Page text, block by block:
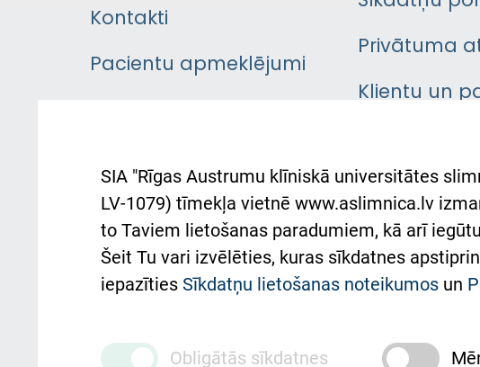
Kontakti
Pacientu apmeklējumi
Pacienta
atsauksmju/sūdzību
iesniegšanas kārtība
Kā pie mums nokļūt
ceļvedis
Privātuma
Klientu un
Austrumu
atbalsts
Підтримка
та співпраця
SIA "Rīgas Austrumu klīniskā universitātes
LV-1079) tīmekļa vietnē www.aslimnica.lv
to Taviem lietošanas paradumiem, kā arī
Šeit Tu vari izvēlēties, kuras sīkdatnes
iepazīties Sīkdatņu lietošanas noteikumos un
Obligātās sīkdatnes